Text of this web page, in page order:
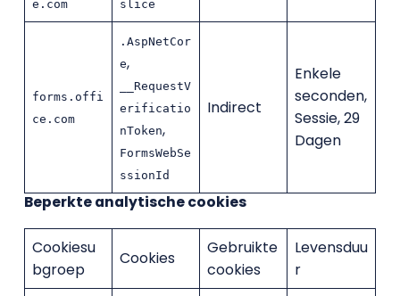
e.com
slice
forms.offi
ce.com
.AspNetCor
e,
__RequestV
erificatio
nToken,
FormsWebSe
ssionId
Indirect
Enkele
seconden,
Sessie, 29
Dagen
Beperkte analytische cookies
Cookiesu
bgroep
Cookies
Gebruikte
cookies
Levensduu
r